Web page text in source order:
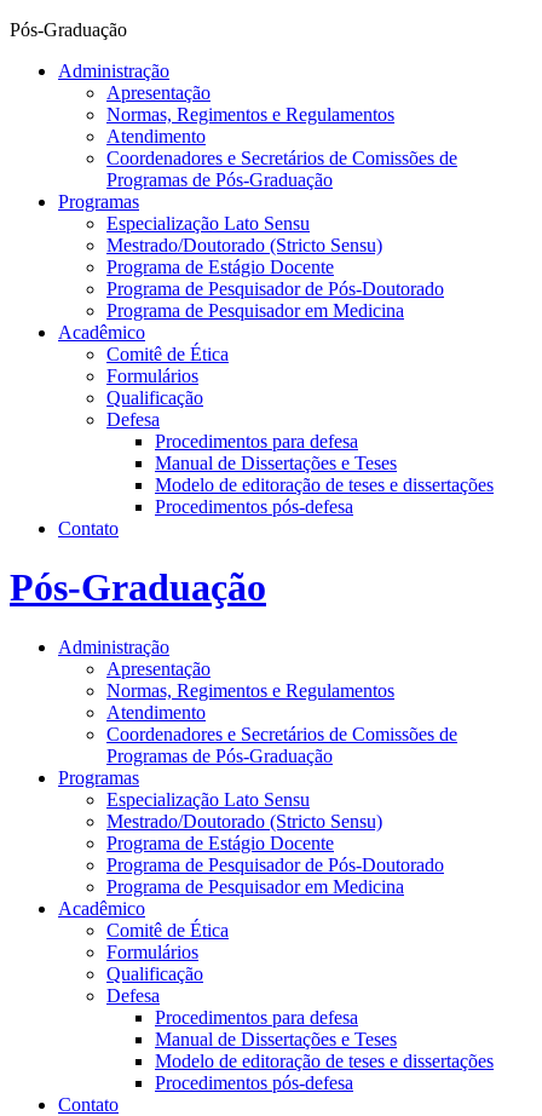
Pós-Graduação
Administração
Apresentação
Normas, Regimentos e Regulamentos
Atendimento
Coordenadores e Secretários de Comissões de
Programas de Pós-Graduação
Programas
Especialização Lato Sensu
Mestrado/Doutorado (Stricto Sensu)
Programa de Estágio Docente
Programa de Pesquisador de Pós-Doutorado
Programa de Pesquisador em Medicina
Acadêmico
Comitê de Ética
Formulários
Qualificação
Defesa
Procedimentos para defesa
Manual de Dissertações e Teses
Modelo de editoração de teses e dissertações
Procedimentos pós-defesa
Contato
Pós-Graduação
Administração
Apresentação
Normas, Regimentos e Regulamentos
Atendimento
Coordenadores e Secretários de Comissões de
Programas de Pós-Graduação
Programas
Especialização Lato Sensu
Mestrado/Doutorado (Stricto Sensu)
Programa de Estágio Docente
Programa de Pesquisador de Pós-Doutorado
Programa de Pesquisador em Medicina
Acadêmico
Comitê de Ética
Formulários
Qualificação
Defesa
Procedimentos para defesa
Manual de Dissertações e Teses
Modelo de editoração de teses e dissertações
Procedimentos pós-defesa
Contato